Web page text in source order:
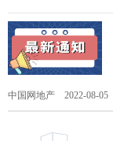
中国网地产 2022-08-05